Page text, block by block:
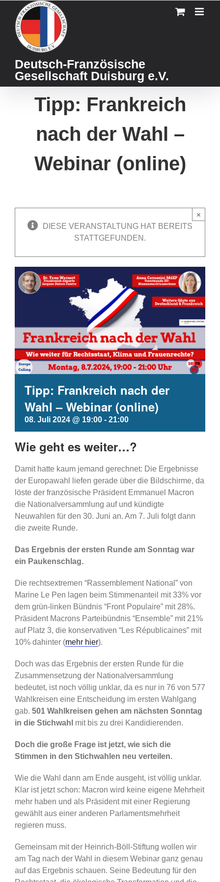
content
Deutsch-Französische
Gesellschaft Duisburg e.V.
Tipp: Frankreich
nach der Wahl –
Webinar (online)
DIESE VERANSTALTUNG HAT BEREITS
STATTGEFUNDEN.
×
Tipp: Frankreich nach der
Wahl – Webinar (online)
08. Juli 2024 @ 19:00 - 21:00
Wie geht es weiter…?
Damit hatte kaum jemand gerechnet: Die Ergebnisse
der Europawahl liefen gerade über die Bildschirme, da
löste der französische Präsident Emmanuel Macron
die Nationalversammlung auf und kündigte
Neuwahlen für den 30. Juni an. Am 7. Juli folgt dann
die zweite Runde.
Das Ergebnis der ersten Runde am Sonntag war
ein Paukenschlag.
Die rechtsextremen “Rassemblement National” von
Marine Le Pen lagen beim Stimmenanteil mit 33% vor
dem grün-linken Bündnis “Front Populaire” mit 28%.
Präsident Macrons Parteibündnis “Ensemble” mit 21%
auf Platz 3, die konservativen “Les Républicaines” mit
10% dahinter (mehr hier).
Doch was das Ergebnis der ersten Runde für die
Zusammensetzung der Nationalversammlung
bedeutet, ist noch völlig unklar, da es nur in 76 von 577
Wahlkreisen eine Entscheidung im ersten Wahlgang
gab. 501 Wahlkreisen gehen am nächsten Sonntag
in die Stichwahl mit bis zu drei Kandidierenden.
Doch die große Frage ist jetzt, wie sich die
Stimmen in den Stichwahlen neu verteilen.
Wie die Wahl dann am Ende ausgeht, ist völlig unklar.
Klar ist jetzt schon: Macron wird keine eigene Mehrheit
mehr haben und als Präsident mit einer Regierung
gewählt aus einer anderen Parlamentsmehrheit
regieren muss.
Gemeinsam mit der Heinrich-Böll-Stiftung wollen wir
am Tag nach der Wahl in diesem Webinar ganz genau
auf das Ergebnis schauen. Seine Bedeutung für den